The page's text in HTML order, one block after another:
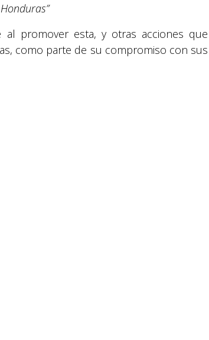
promover esta, y otras acciones que
como parte de su compromiso con sus
Política y privacidad